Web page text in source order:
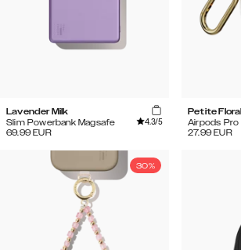
Lavender Milk
Slim Powerbank Magsafe
4.3/5
69.99 EUR
Petite Floral
Airpods Pro
27.99 EUR
30%